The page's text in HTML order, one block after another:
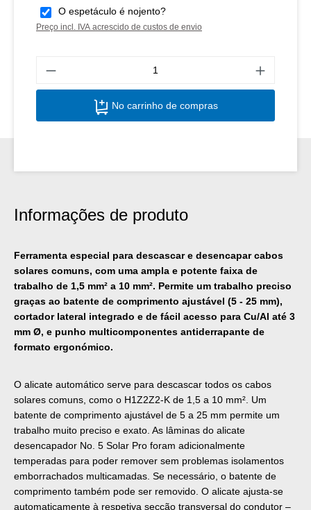
O espetáculo é nojento?
Preço incl. IVA acrescido de custos de envio
No carrinho de compras
Informações de produto
Ferramenta especial para descascar e desencapar cabos
solares comuns, com uma ampla e potente faixa de
trabalho de 1,5 mm² a 10 mm². Permite um trabalho preciso
graças ao batente de comprimento ajustável (5 - 25 mm),
cortador lateral integrado e de fácil acesso para Cu/Al até 3
mm Ø, e punho multicomponentes antiderrapante de
formato ergonómico.
O alicate automático serve para descascar todos os cabos
solares comuns, como o H1Z2Z2-K de 1,5 a 10 mm². Um
batente de comprimento ajustável de 5 a 25 mm permite um
trabalho muito preciso e exato. As lâminas do alicate
desencapador No. 5 Solar Pro foram adicionalmente
temperadas para poder remover sem problemas isolamentos
emborrachados multicamadas. Se necessário, o batente de
comprimento também pode ser removido. O alicate ajusta-se
automaticamente à respetiva secção transversal do condutor –